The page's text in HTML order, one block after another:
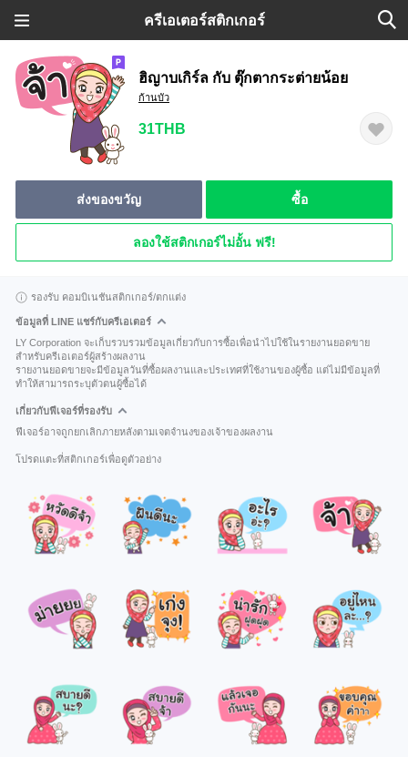
ครีเอเตอร์สติกเกอร์
ฮิญาบเกิร์ล กับ ตุ๊กตากระต่ายน้อย
ก้านบัว
31THB
ส่งของขวัญ ซื้อ
ลองใช้สติกเกอร์ไม่อั้น ฟรี!
รองรับ คอมบิเนชันสติกเกอร์/ตกแต่ง
ข้อมูลที่ LINE แชร์กับครีเอเตอร์
LY Corporation จะเก็บรวบรวมข้อมูลเกี่ยวกับการซื้อเพื่อนำไปใช้ในรายงานยอดขาย
สำหรับครีเอเตอร์ผู้สร้างผลงาน
รายงานยอดขายจะมีข้อมูลวันที่ซื้อผลงานและประเทศที่ใช้งานของผู้ซื้อ แต่ไม่มีข้อมูลที่
ทำให้สามารถระบุตัวตนผู้ซื้อได้
เกี่ยวกับฟีเจอร์ที่รองรับ
ฟีเจอร์อาจถูกยกเลิกภายหลังตามเจตจำนงของเจ้าของผลงาน
โปรดแตะที่สติกเกอร์เพื่อดูตัวอย่าง